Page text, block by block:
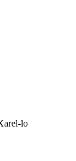
lo